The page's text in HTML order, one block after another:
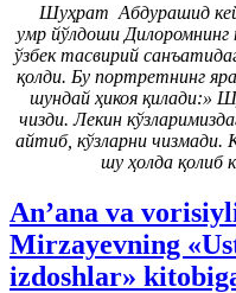
Шуҳрат Абдурашид
умр йўлдоши
ўзбек тасвирий
қолди. Бу портретнинг
шундай ҳикоя қилади:»
чизди. Лекин
айтиб, кўзларни чизмади.
шу ҳолда қолиб
An’ana va
Mirzayevning
izdoshlar»